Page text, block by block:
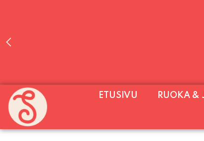
PALVELEMME PÄIVITTÄIN (MA-SU
ETUSIVU RUOKA &